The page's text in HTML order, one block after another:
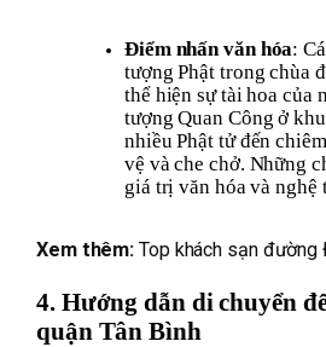
Điểm nhấn văn hóa:
tượng Phật trong chùa
thể hiện sự tài hoa của
tượng Quan Công ở
nhiều Phật tử đến
vệ và che chở. Những
giá trị văn hóa và nghệ
Xem thêm: Top khách sạn đường
4. Hướng dẫn di chuyển
quận Tân Bình